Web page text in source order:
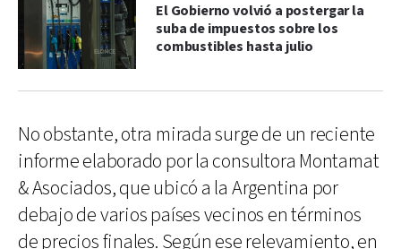
El Gobierno volvió a postergar la
suba de impuestos sobre los
combustibles hasta julio
No obstante, otra mirada surge de un reciente
informe elaborado por la consultora Montamat
& Asociados, que ubicó a la Argentina por
debajo de varios países vecinos en términos
de precios finales. Según ese relevamiento, en